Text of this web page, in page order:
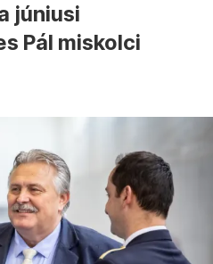
júniusi
Pál miskolci